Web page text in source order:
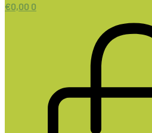
€0,00 0